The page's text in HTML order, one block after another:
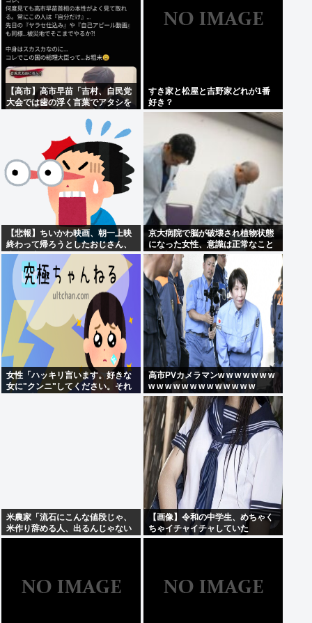
【高市】高市早苗「吉村、自民党
大会では歯の浮く言葉でアタシを
すき家と松屋と吉野家どれが1番
好き？
【悲報】ちいかわ映画、朝一上映
終わって帰ろうとしたおじさん、
少女に声をかけられ…
京大病院で脳が破壊され植物状態
になった女性、意識は正常なこと
が確認されおわる
女性「ハッキリ言います。好きな
女に"クンニ"してください。それ
高市PVカメラマンw w w w w w w
w w w w w w w w w w w w w
米農家「流石にこんな値段じゃ、
米作り辞める人、出るんじゃない
かなあ？？」
【画像】令和の中学生、めちゃく
ちゃイチャイチャしていた